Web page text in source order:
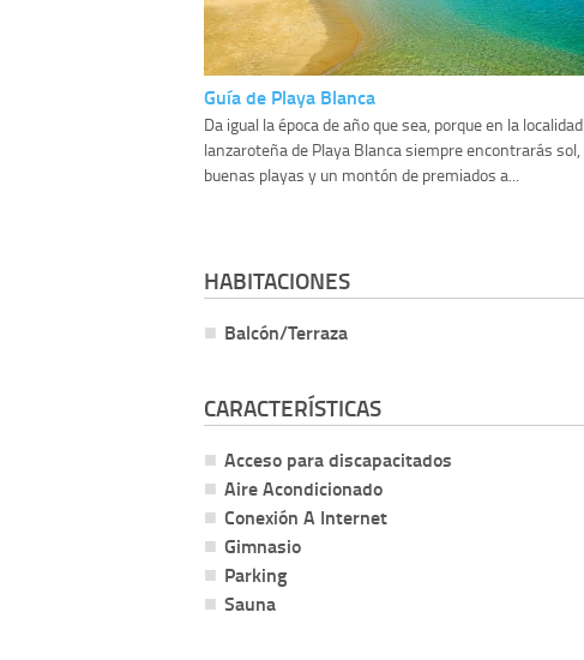
Guía de Playa Blanca
Da igual la época de año que sea, porque en la localidad
lanzaroteña de Playa Blanca siempre encontrarás sol,
buenas playas y un montón de premiados a...
HABITACIONES
Balcón/Terraza
CARACTERÍSTICAS
Acceso para discapacitados
Aire Acondicionado
Conexión A Internet
Gimnasio
Parking
Sauna